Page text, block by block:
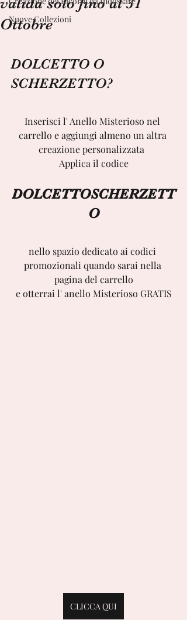
Nuove Collezioni
valida solo fino al 31
Ottobre
DOLCETTO O
SCHERZETTO?
Inserisci l' Anello Misterioso nel
carrello e aggiungi almeno un altra
creazione personalizzata
Applica il codice
DOLCETTOSCHERZETT
O
nello spazio dedicato ai codici
promozionali quando sarai nella
pagina del carrello
e otterrai l' anello Misterioso GRATIS
CLICCA QUI